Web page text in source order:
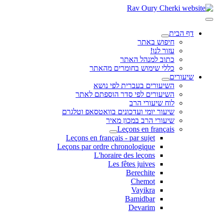
דף הבית
חיפוש באתר
עזור לנו!
כתוב למנהל האתר
כללי שימוש בחומרים מהאתר
שיעורים
השיעורים בעברית לפי נושא
השיעורים לפי סדר הוספתם לאתר
לוח שיעורי הרב
שיעור יומי ועדכונים בוואטסאפ וטלגרם
שיעורי הרב במכון מאיר
Leçons en français
Leçons en français - par sujet
Leçons par ordre chronologique
L'horaire des leçons
Les fêtes juives
Berechite
Chemot
Vayikra
Bamidbar
Devarim